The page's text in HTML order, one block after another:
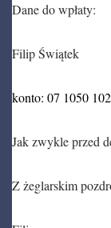
Dane do wpłaty:
Filip Świątek
konto: 07 1050
Jak zwykle przed
Z żeglarskim